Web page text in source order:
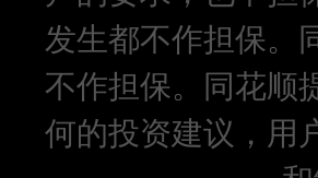
发生都不作担保。
不作担保。同花顺
何的投资建议，用